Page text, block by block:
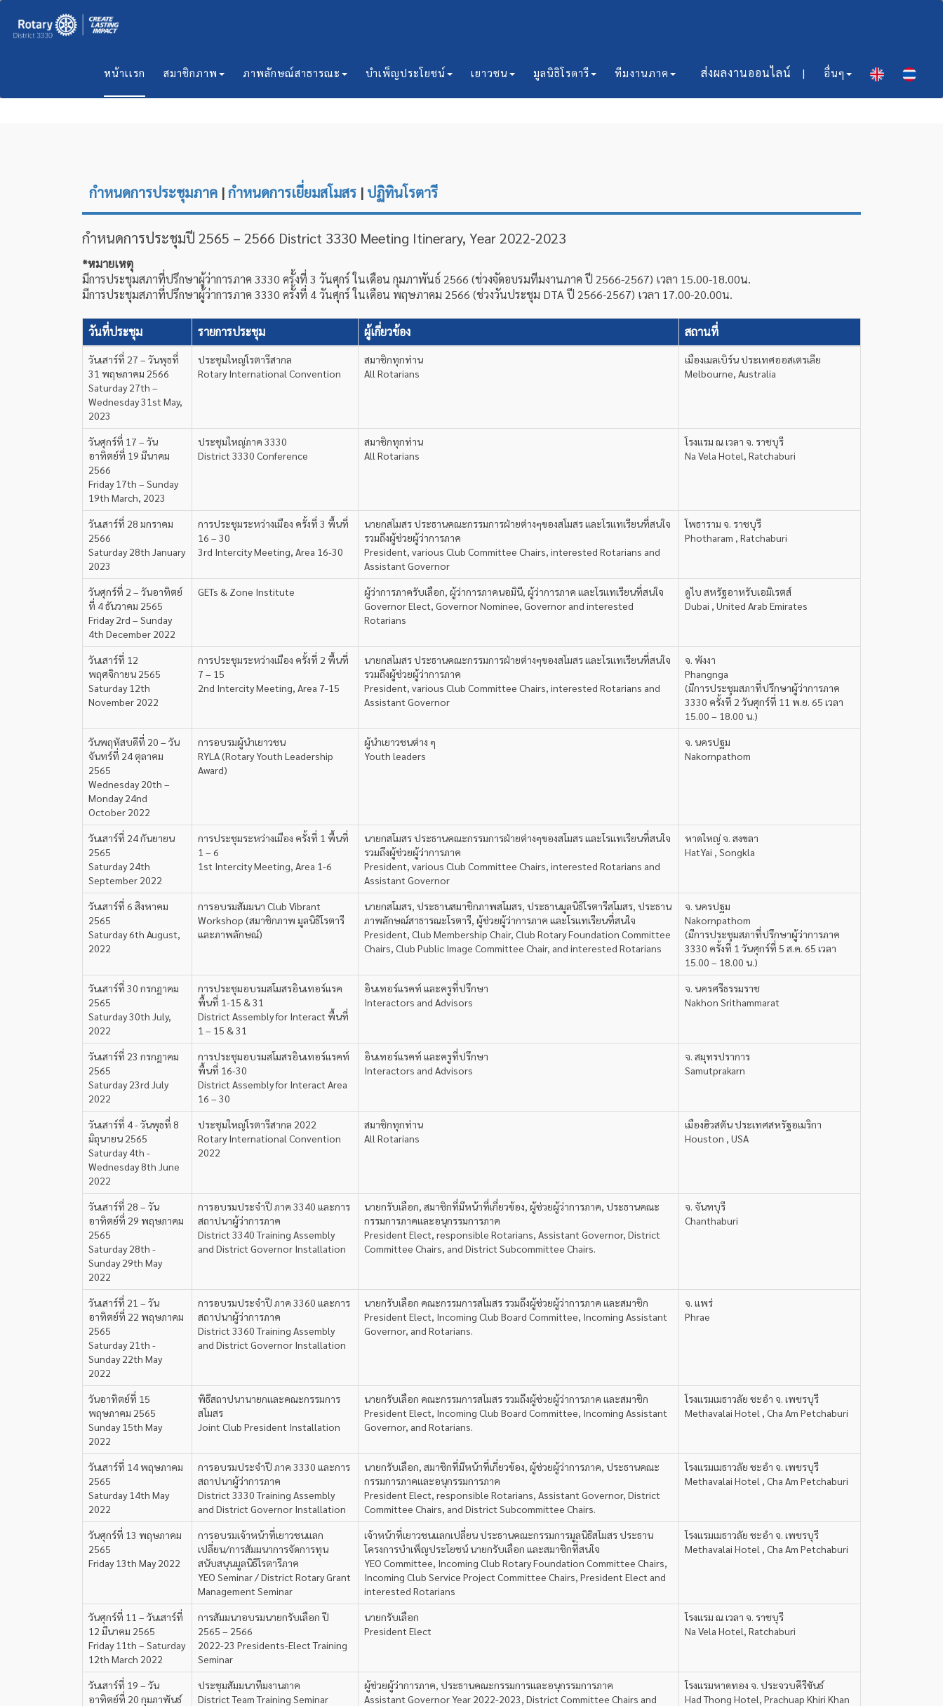
หน้าเเรก สมาชิกภาพ ภาพลักษณ์สาธารณะ บำเพ็ญประโยชน์ เยาวชน มูลนิธิโรตารี ทีมงานภาค ส่งผลงานออนไลน์​ | อื่นๆ
กำหนดการประชุมภาค |กำหนดการเยี่ยมสโมสร | ปฏิทินโรตารี
กำหนดการประชุมปี 2565 – 2566 District 3330 Meeting Itinerary, Year 2022-2023
*หมายเหตุ
มีการประชุมสภาที่ปรึกษาผู้ว่าการภาค 3330 ครั้งที่ 3 วันศุกร์ ในเดือน กุมภาพันธ์ 2566 (ช่วงจัดอบรมทีมงานภาค ปี 2566-2567) เวลา 15.00-18.00น.
มีการประชุมสภาที่ปรึกษาผู้ว่าการภาค 3330 ครั้งที่ 4 วันศุกร์ ในเดือน พฤษภาคม 2566 (ช่วงวันประชุม DTA ปี 2566-2567) เวลา 17.00-20.00น.
วันที่ประชุม รายการประชุม ผู้เกี่ยวข้อง สถานที่
วันเสาร์ที่ 27 – วันพุธที่
31 พฤษภาคม 2566
Saturday 27th –
Wednesday 31st May,
2023
ประชุมใหญ่โรตารีสากล
Rotary International Convention
สมาชิกทุกท่าน
All Rotarians
เมืองเมลเบิร์น ประเทศออสเตรเลีย
Melbourne, Australia
วันศุกร์ที่ 17 – วัน
อาทิตย์ที่ 19 มีนาคม
2566
Friday 17th – Sunday
19th March, 2023
ประชุมใหญ่ภาค 3330
District 3330 Conference
สมาชิกทุกท่าน
All Rotarians
โรงแรม ณ เวลา จ. ราชบุรี
Na Vela Hotel, Ratchaburi
วันเสาร์ที่ 28 มกราคม
2566
Saturday 28th January
2023
การประชุมระหว่างเมือง ครั้งที่ 3 พื้นที่
16 – 30
3rd Intercity Meeting, Area 16-30
นายกสโมสร ประธานคณะกรรมการฝ่ายต่างๆของสโมสร และโรแทเรียนที่สนใจ
รวมถึงผู้ช่วยผู้ว่าการภาค
President, various Club Committee Chairs, interested Rotarians and
Assistant Governor
โพธาราม จ. ราชบุรี
Photharam , Ratchaburi
วันศุกร์ที่ 2 – วันอาทิตย์
ที่ 4 ธันวาคม 2565
Friday 2rd – Sunday
4th December 2022
GETs & Zone Institute
ผู้ว่าการภาครับเลือก, ผู้ว่าการภาคนอมินี, ผู้ว่าการภาค และโรแทเรียนที่สนใจ
Governor Elect, Governor Nominee, Governor and interested
Rotarians
ดูไบ สหรัฐอาหรับเอมิเรตส์
Dubai , United Arab Emirates
วันเสาร์ที่ 12
พฤศจิกายน 2565
Saturday 12th
November 2022
การประชุมระหว่างเมือง ครั้งที่ 2 พื้นที่
7 – 15
2nd Intercity Meeting, Area 7-15
นายกสโมสร ประธานคณะกรรมการฝ่ายต่างๆของสโมสร และโรแทเรียนที่สนใจ
รวมถึงผู้ช่วยผู้ว่าการภาค
President, various Club Committee Chairs, interested Rotarians and
Assistant Governor
จ. พังงา
Phangnga
(มีการประชุมสภาที่ปรึกษาผู้ว่าการภาค
3330 ครั้งที่ 2 วันศุกร์ที่ 11 พ.ย. 65 เวลา
15.00 – 18.00 น.)
วันพฤหัสบดีที่ 20 – วัน
จันทร์ที่ 24 ตุลาคม
2565
Wednesday 20th –
Monday 24nd
October 2022
การอบรมผู้นำเยาวชน
RYLA (Rotary Youth Leadership
Award)
ผู้นำเยาวชนต่าง ๆ
Youth leaders
จ. นครปฐม
Nakornpathom
วันเสาร์ที่ 24 กันยายน
2565
Saturday 24th
September 2022
การประชุมระหว่างเมือง ครั้งที่ 1 พื้นที่
1 – 6
1st Intercity Meeting, Area 1-6
นายกสโมสร ประธานคณะกรรมการฝ่ายต่างๆของสโมสร และโรแทเรียนที่สนใจ
รวมถึงผู้ช่วยผู้ว่าการภาค
President, various Club Committee Chairs, interested Rotarians and
Assistant Governor
หาดใหญ่ จ. สงขลา
HatYai , Songkla
วันเสาร์ที่ 6 สิงหาคม
2565
Saturday 6th August,
2022
การอบรมสัมมนา Club Vibrant
Workshop (สมาชิกภาพ มูลนิธิโรตารี
และภาพลักษณ์)
นายกสโมสร, ประธานสมาชิกภาพสโมสร, ประธานมูลนิธิโรตารีสโมสร, ประธาน
ภาพลักษณ์สาธารณะโรตารี, ผู้ช่วยผู้ว่าการภาค และโรแทเรียนที่สนใจ
President, Club Membership Chair, Club Rotary Foundation Committee
Chairs, Club Public Image Committee Chair, and interested Rotarians
จ. นครปฐม
Nakornpathom
(มีการประชุมสภาที่ปรึกษาผู้ว่าการภาค
3330 ครั้งที่ 1 วันศุกร์ที่ 5 ส.ค. 65 เวลา
15.00 – 18.00 น.)
วันเสาร์ที่ 30 กรกฎาคม
2565
Saturday 30th July,
2022
การประชุมอบรมสโมสรอินเทอร์แรค
พื้นที่ 1-15 & 31
District Assembly for Interact พื้นที่
1 – 15 & 31
อินเทอร์แรคท์ และครูที่ปรึกษา
Interactors and Advisors
จ. นครศรีธรรมราช
Nakhon Srithammarat
วันเสาร์ที่ 23 กรกฎาคม
2565
Saturday 23rd July
2022
การประชุมอบรมสโมสรอินเทอร์แรคท์
พื้นที่ 16-30
District Assembly for Interact Area
16 – 30
อินเทอร์แรคท์ และครูที่ปรึกษา
Interactors and Advisors
จ. สมุทรปราการ
Samutprakarn
วันเสาร์ที่ 4 - วันพุธที่ 8
มิถุนายน 2565
Saturday 4th -
Wednesday 8th June
2022
ประชุมใหญ่โรตารีสากล 2022
Rotary International Convention
2022
สมาชิกทุกท่าน
All Rotarians
เมืองฮิวสตัน ประเทศสหรัฐอเมริกา
Houston , USA
วันเสาร์ที่ 28 – วัน
อาทิตย์ที่ 29 พฤษภาคม
2565
Saturday 28th -
Sunday 29th May
2022
การอบรมประจำปี ภาค 3340 และการ
สถาปนาผู้ว่าการภาค
District 3340 Training Assembly
and District Governor Installation
นายกรับเลือก, สมาชิกที่มีหน้าที่เกี่ยวข้อง, ผู้ช่วยผู้ว่าการภาค, ประธานคณะ
กรรมการภาคและอนุกรรมการภาค
President Elect, responsible Rotarians, Assistant Governor, District
Committee Chairs, and District Subcommittee Chairs.
จ. จันทบุรี
Chanthaburi
วันเสาร์ที่ 21 – วัน
อาทิตย์ที่ 22 พฤษภาคม
2565
Saturday 21th -
Sunday 22th May
2022
การอบรมประจำปี ภาค 3360 และการ
สถาปนาผู้ว่าการภาค
District 3360 Training Assembly
and District Governor Installation
นายกรับเลือก คณะกรรมการสโมสร รวมถึงผู้ช่วยผู้ว่าการภาค และสมาชิก
President Elect, Incoming Club Board Committee, Incoming Assistant
Governor, and Rotarians.
จ. แพร่
Phrae
วันอาทิตย์ที่ 15
พฤษภาคม 2565
Sunday 15th May
2022
พิธีสถาปนานายกและคณะกรรมการ
สโมสร
Joint Club President Installation
นายกรับเลือก คณะกรรมการสโมสร รวมถึงผู้ช่วยผู้ว่าการภาค และสมาชิก
President Elect, Incoming Club Board Committee, Incoming Assistant
Governor, and Rotarians.
โรงแรมเมธาวลัย ชะอำ จ. เพชรบุรี
Methavalai Hotel , Cha Am Petchaburi
วันเสาร์ที่ 14 พฤษภาคม
2565
Saturday 14th May
2022
การอบรมประจำปี ภาค 3330 และการ
สถาปนาผู้ว่าการภาค
District 3330 Training Assembly
and District Governor Installation
นายกรับเลือก, สมาชิกที่มีหน้าที่เกี่ยวข้อง, ผู้ช่วยผู้ว่าการภาค, ประธานคณะ
กรรมการภาคและอนุกรรมการภาค
President Elect, responsible Rotarians, Assistant Governor, District
Committee Chairs, and District Subcommittee Chairs.
โรงแรมเมธาวลัย ชะอำ จ. เพชรบุรี
Methavalai Hotel , Cha Am Petchaburi
วันศุกร์ที่ 13 พฤษภาคม
2565
Friday 13th May 2022
การอบรมเจ้าหน้าที่เยาวชนแลก
เปลี่ยน/การสัมมนาการจัดการทุน
สนับสนุนมูลนิธิโรตารีภาค
YEO Seminar / District Rotary Grant
Management Seminar
เจ้าหน้าที่เยาวชนแลกเปลี่ยน ประธานคณะกรรมการมูลนิธิสโมสร ประธาน
โครงการบำเพ็ญประโยชน์ นายกรับเลือก และสมาชิกที่สนใจ
YEO Committee, Incoming Club Rotary Foundation Committee Chairs,
Incoming Club Service Project Committee Chairs, President Elect and
interested Rotarians
โรงแรมเมธาวลัย ชะอำ จ. เพชรบุรี
Methavalai Hotel , Cha Am Petchaburi
วันศุกร์ที่ 11 – วันเสาร์ที่
12 มีนาคม 2565
Friday 11th – Saturday
12th March 2022
การสัมมนาอบรมนายกรับเลือก ปี
2565 – 2566
2022-23 Presidents-Elect Training
Seminar
นายกรับเลือก
President Elect
โรงแรม ณ เวลา จ. ราชบุรี
Na Vela Hotel, Ratchaburi
วันเสาร์ที่ 19 – วัน
อาทิตย์ที่ 20 กุมภาพันธ์
ประชุมสัมมนาทีมงานภาค
District Team Training Seminar
ผู้ช่วยผู้ว่าการภาค, ประธานคณะกรรมการและอนุกรรมการภาค
Assistant Governor Year 2022-2023, District Committee Chairs and
โรงแรมหาดทอง จ. ประจวบคีรีขันธ์
Had Thong Hotel, Prachuap Khiri Khan